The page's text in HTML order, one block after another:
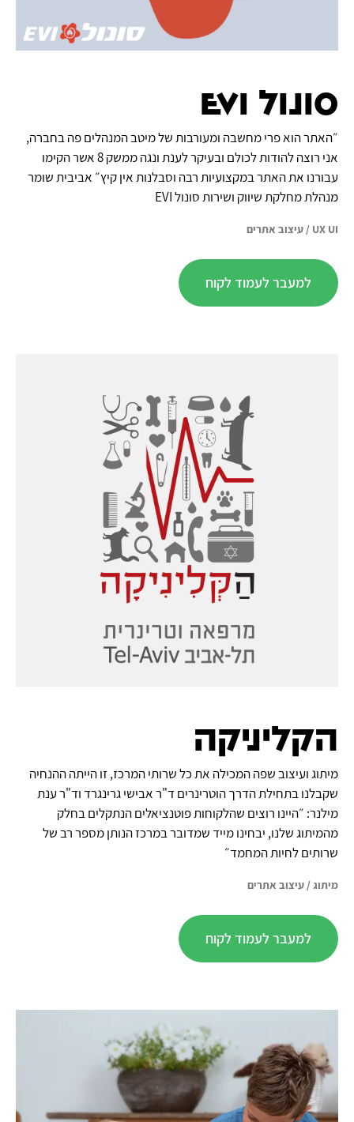
סונול EVI
״האתר הוא פרי מחשבה ומעורבות של מיטב המנהלים פה בחברה,
אני רוצה להודות לכולם ובעיקר לענת ונגה ממשק 8 אשר הקימו
עבורנו את האתר במקצועיות רבה וסבלנות אין קיץ״ אביבית שומר
מנהלת מחלקת שיווק ושירות סונול EVI
UX UI
/עיצוב אתרים
למעבר לעמוד לקוח
הקליניקה
מיתוג ועיצוב שפה המכילה את כל שרותי המרכז, זו הייתה ההנחיה
שקבלנו בתחילת הדרך הוטרינרים ד"ר אבישי גרינגרד וד"ר ענת
מילנר: ״היינו רוצים שהלקוחות פוטנציאלים הנתקלים בחלק
מהמיתוג שלנו, יבחינו מייד שמדובר במרכז הנותן מספר רב של
שרותים לחיות המחמד״
מיתוג/עיצוב אתרים
למעבר לעמוד לקוח